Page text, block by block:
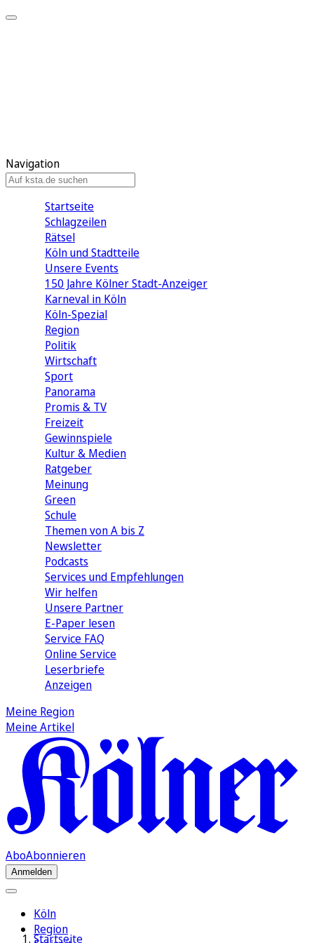
Navigation
Startseite
Schlagzeilen
Rätsel
Köln und Stadtteile
Unsere Events
150 Jahre Kölner Stadt-Anzeiger
Karneval in Köln
Köln-Spezial
Region
Politik
Wirtschaft
Sport
Panorama
Promis & TV
Freizeit
Gewinnspiele
Kultur & Medien
Ratgeber
Meinung
Green
Schule
Themen von A bis Z
Newsletter
Podcasts
Services und Empfehlungen
Wir helfen
Unsere Partner
E-Paper lesen
Service FAQ
Online Service
Leserbriefe
Anzeigen
Meine Region
Meine Artikel
AboAbonnieren
Anmelden
Köln
Region
Startseite